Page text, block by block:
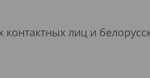
лиц и